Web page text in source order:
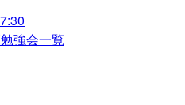
勉強会一覧